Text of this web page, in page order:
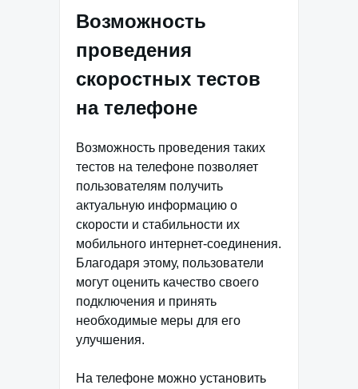
Возможность
проведения
скоростных тестов
на телефоне
Возможность проведения таких
тестов на телефоне позволяет
пользователям получить
актуальную информацию о
скорости и стабильности их
мобильного интернет-соединения.
Благодаря этому, пользователи
могут оценить качество своего
подключения и принять
необходимые меры для его
улучшения.
На телефоне можно установить